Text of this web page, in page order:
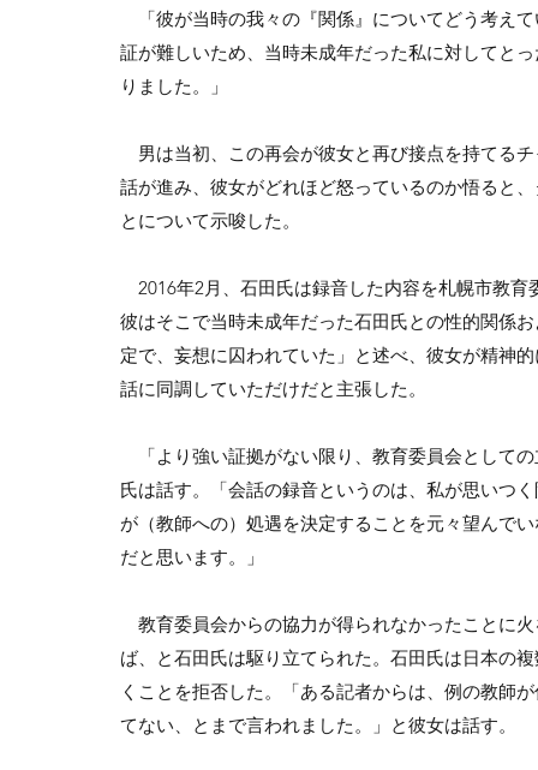
「彼が当時の我々の『関係』についてどう考え
証が難しいため、当時未成年だった私に対してと
りました。」
男は当初、この再会が彼女と再び接点を持てる
話が進み、彼女がどれほど怒っているのか悟ると
とについて示唆した。
2016年2月、石田氏は録音した内容を札幌市教
彼はそこで当時未成年だった石田氏との性的関係
定で、妄想に囚われていた」と述べ、彼女が精神
話に同調していただけだと主張した。
「より強い証拠がない限り、教育委員会として
氏は話す。「会話の録音というのは、私が思いつ
が（教師への）処遇を決定することを元々望んで
だと思います。」
教育委員会からの協力が得られなかったことに
ば、と石田氏は駆り立てられた。石田氏は日本の
くことを拒否した。「ある記者からは、例の教師
てない、とまで言われました。」と彼女は話す。